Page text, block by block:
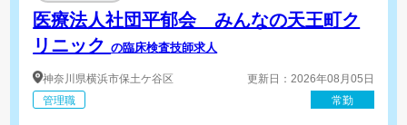
医療法人社団平郁会 みんなの天王町ク
リニックの臨床検査技師求人
神奈川県横浜市保土ケ谷区
管理職
更新日：2026年08月05日
常勤